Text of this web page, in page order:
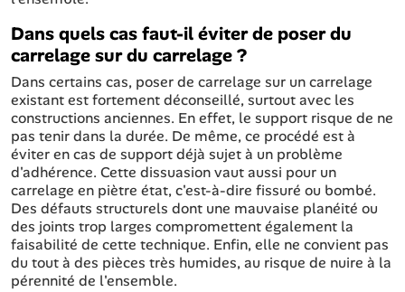
Dans quels cas faut-il éviter de poser du
carrelage sur du carrelage ?
Dans certains cas, poser de carrelage sur un carrelage
existant est fortement déconseillé, surtout avec les
constructions anciennes. En effet, le support risque de ne
pas tenir dans la durée. De même, ce procédé est à
éviter en cas de support déjà sujet à un problème
d'adhérence. Cette dissuasion vaut aussi pour un
carrelage en piètre état, c'est-à-dire fissuré ou bombé.
Des défauts structurels dont une mauvaise planéité ou
des joints trop larges compromettent également la
faisabilité de cette technique. Enfin, elle ne convient pas
du tout à des pièces très humides, au risque de nuire à la
pérennité de l'ensemble.